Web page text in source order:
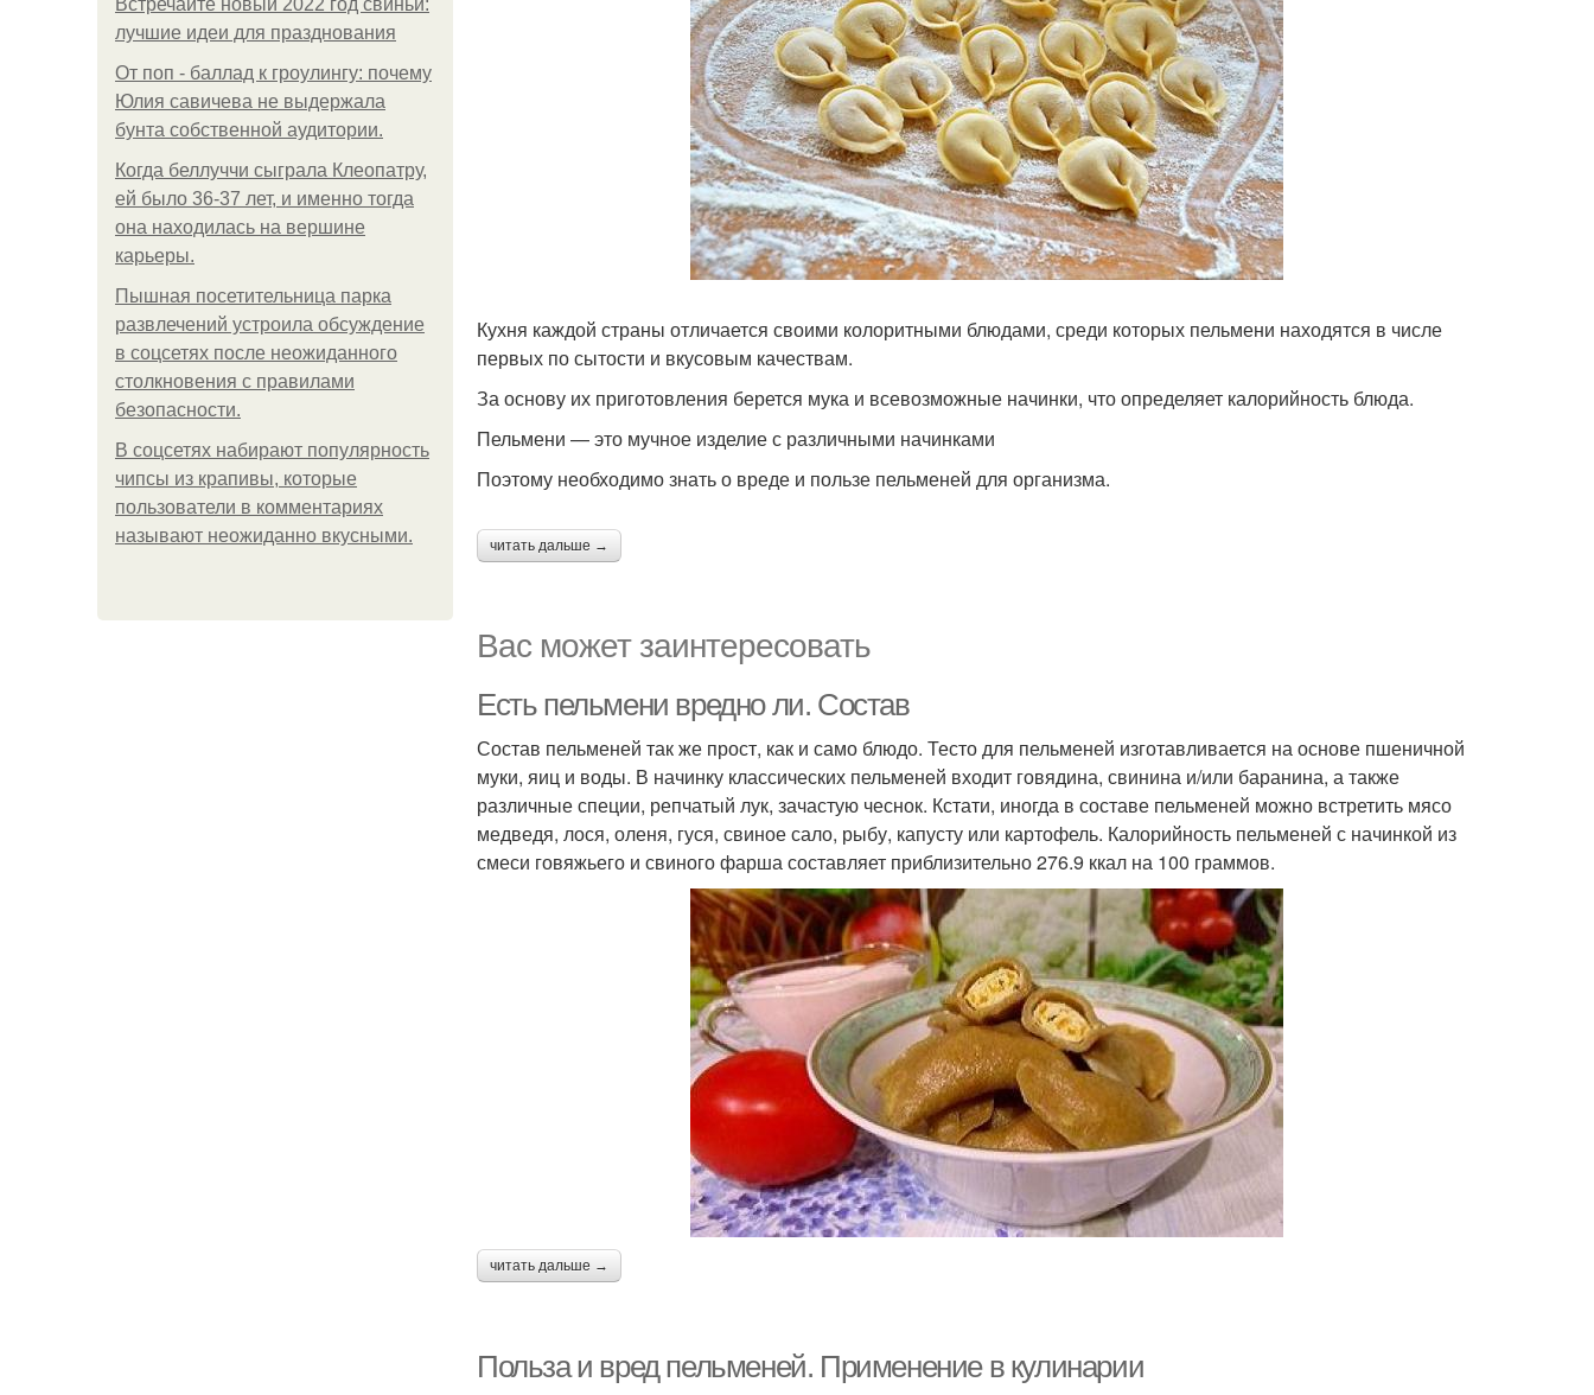
Встречайте новый 2022 год свиньи:
лучшие идеи для празднования
От поп - баллад к гроулингу: почему
Юлия савичева не выдержала
бунта собственной аудитории.
Когда беллуччи сыграла Клеопатру,
ей было 36-37 лет, и именно тогда
она находилась на вершине
карьеры.
Пышная посетительница парка
развлечений устроила обсуждение
в соцсетях после неожиданного
столкновения с правилами
безопасности.
В соцсетях набирают популярность
чипсы из крапивы, которые
пользователи в комментариях
называют неожиданно вкусными.
Кухня каждой страны отличается своими колоритными блюдами, среди которых пельмени находятся в числе
первых по сытости и вкусовым качествам.
За основу их приготовления берется мука и всевозможные начинки, что определяет калорийность блюда.
Пельмени — это мучное изделие с различными начинками
Поэтому необходимо знать о вреде и пользе пельменей для организма.
читать дальше →
Вас может заинтересовать
Есть пельмени вредно ли. Состав
Состав пельменей так же прост, как и само блюдо. Тесто для пельменей изготавливается на основе пшеничной
муки, яиц и воды. В начинку классических пельменей входит говядина, свинина и/или баранина, а также
различные специи, репчатый лук, зачастую чеснок. Кстати, иногда в составе пельменей можно встретить мясо
медведя, лося, оленя, гуся, свиное сало, рыбу, капусту или картофель. Калорийность пельменей с начинкой из
смеси говяжьего и свиного фарша составляет приблизительно 276.9 ккал на 100 граммов.
читать дальше →
Польза и вред пельменей. Применение в кулинарии